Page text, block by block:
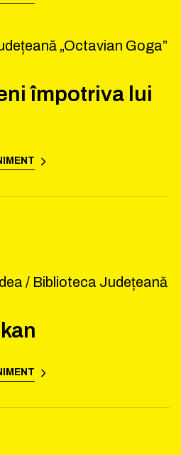
„Octavian Goga”
împotriva lui
/ Biblioteca Județeană